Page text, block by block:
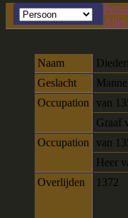
Alles
Naam
Geslacht
Occupation
van
Graaf
Occupation
van
Heer
Overlijden
1372